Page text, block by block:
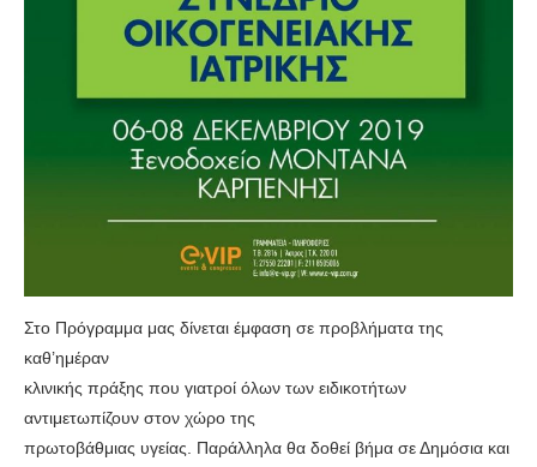
Στο Πρόγραμμα μας δίνεται έμφαση σε προβλήματα της
καθ’ημέραν
κλινικής πράξης που γιατροί όλων των ειδικοτήτων
αντιμετωπίζουν στον χώρο της
πρωτοβάθμιας υγείας. Παράλληλα θα δοθεί βήμα σε Δημόσια και